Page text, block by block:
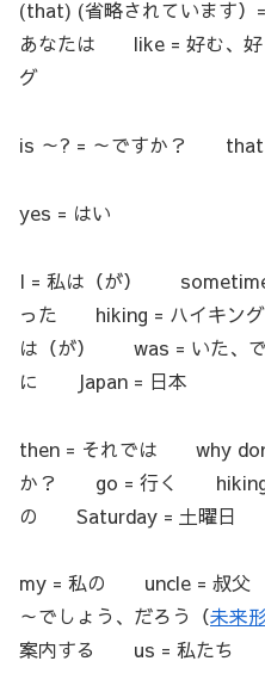
(that) (省略されています
あなたは like = 好む、
グ
is ～? = ～ですか？
yes = はい
I = 私は（が）
った hiking = ハイキ
は（が） was = いた、
に Japan = 日本
then = それでは why
か？ go = 行く hiking
の Saturday = 土曜日
my = 私の uncle = 叔
～でしょう、だろう（未来
案内する us = 私たち